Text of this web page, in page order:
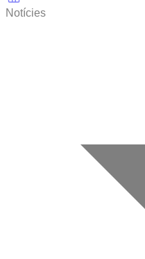
Notícies